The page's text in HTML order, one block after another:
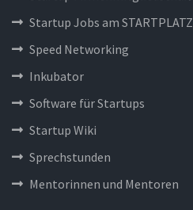
Startup Jobs am STARTPLATZ
Speed Networking
Inkubator
Software für Startups
Startup Wiki
Sprechstunden
Mentorinnen und Mentoren